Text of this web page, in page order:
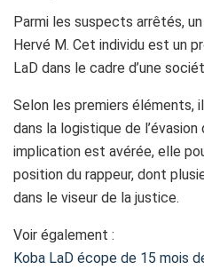
Parmi les suspects arrêtés,
Hervé M. Cet individu est un
LaD dans le cadre d’une
Selon les premiers éléments,
dans la logistique de
implication est avérée, elle
position du rappeur, dont
dans le viseur de la justice.
Voir également :
Koba LaD écope de 15 mois